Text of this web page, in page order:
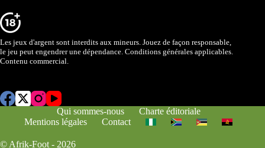
Les jeux d'argent sont interdits aux mineurs. Jouez de façon responsable,
le jeu peut engendrer une dépendance. Conditions générales applicables.
Contenu commercial.
Qui sommes-nous
Charte éditoriale
Mentions légales
Contact
© Afrik-Foot - 2026